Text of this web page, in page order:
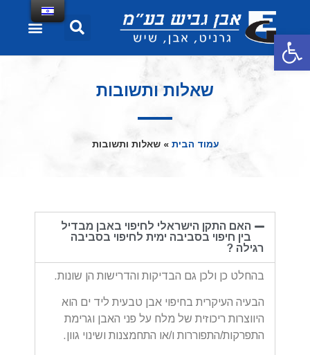
פתח סרגל נגישות
שאלות ותשובות
עמוד הבית »שאלות ותשובות
האם התקן הישראלי לחיפוי באבן מבדיל
בין חיפוי בסביבה ימית לחיפוי בסביבה
רגילה ?
בהחלט כן ולכן גם הבדיקות והדרישות הן שונות.
הבעיה העיקרית בחיפוי אבן טבעית ליד ים הוא
היווצרות ריכוזית של מלח על פני האבן וגרימת
התפרקות/התפוררות ו/או התחמצנות ושינוי גוון.